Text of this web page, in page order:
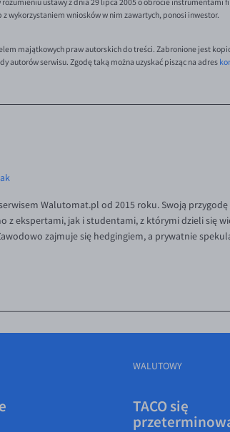
ustawy z dnia 29 lipca 2005 o obrocie instrumentami
wykorzystaniem wniosków w nim zawartych, ponosi inwestor.
majątkowych praw autorskich do treści. Zabronione jest
autorów serwisu. Zgodę taką można uzyskać pisząc na adres
Walutomat.pl od 2015 roku. Swoją
z ekspertami, jak i studentami, z którymi dzieli się
zajmuje się hedgingiem, a prywatnie
WALUTOWY
TACO się